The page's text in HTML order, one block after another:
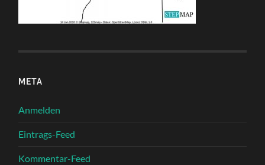
META
Anmelden
Eintrags-Feed
Kommentar-Feed